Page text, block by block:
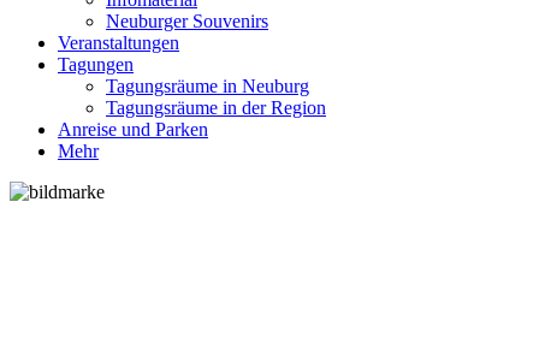
Neuburger Souvenirs
Veranstaltungen
Tagungen
Tagungsräume in Neuburg
Tagungsräume in der Region
Anreise und Parken
Mehr